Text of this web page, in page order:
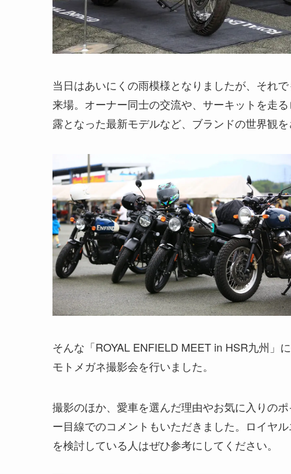
当日はあいにくの雨模様となりましたが、それ
来場。オーナー同士の交流や、サーキットを走
露となった最新モデルなど、ブランドの世界観
そんな「ROYAL ENFIELD MEET in HSR九州」
モトメガネ撮影会を行いました。
撮影のほか、愛車を選んだ理由やお気に入りの
ー目線でのコメントもいただきました。ロイヤ
を検討している人はぜひ参考にしてください。